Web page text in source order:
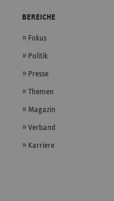
BEREICHE
Fokus
Politik
Presse
Themen
Magazin
Verband
Karriere